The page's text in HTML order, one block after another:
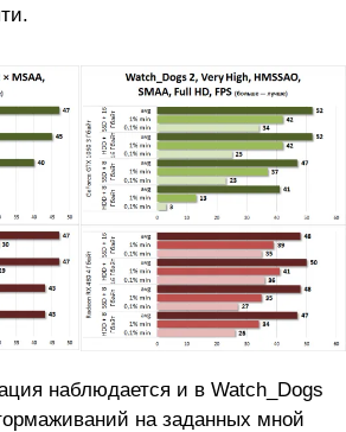
наблюдается и в Watch_Dogs
на заданных мной